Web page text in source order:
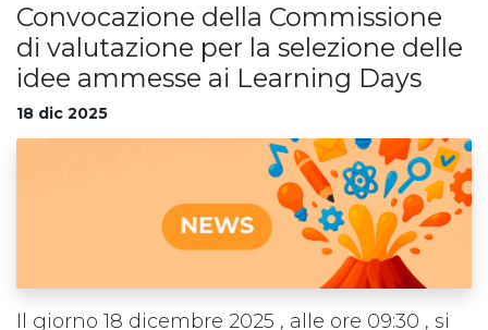
Convocazione della Commissione
di valutazione per la selezione delle
idee ammesse ai Learning Days
18 dic 2025
Il giorno 18 dicembre 2025 , alle ore 09:30 , si